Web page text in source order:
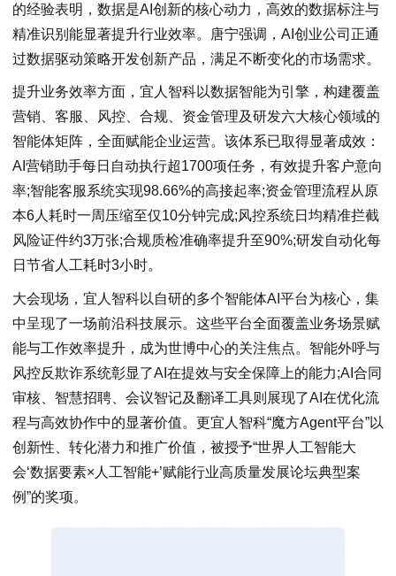
的经验表明，数据是AI创新的核心动力，高效的数据标注与
精准识别能显著提升行业效率。唐宁强调，AI创业公司正通
过数据驱动策略开发创新产品，满足不断变化的市场需求。
提升业务效率方面，宜人智科以数据智能为引擎，构建覆盖
营销、客服、风控、合规、资金管理及研发六大核心领域的
智能体矩阵，全面赋能企业运营。该体系已取得显著成效：
AI营销助手每日自动执行超1700项任务，有效提升客户意向
率;智能客服系统实现98.66%的高接起率;资金管理流程从原
本6人耗时一周压缩至仅10分钟完成;风控系统日均精准拦截
风险证件约3万张;合规质检准确率提升至90%;研发自动化每
日节省人工耗时3小时。
大会现场，宜人智科以自研的多个智能体AI平台为核心，集
中呈现了一场前沿科技展示。这些平台全面覆盖业务场景赋
能与工作效率提升，成为世博中心的关注焦点。智能外呼与
风控反欺诈系统彰显了AI在提效与安全保障上的能力;AI合同
审核、智慧招聘、会议智记及翻译工具则展现了AI在优化流
程与高效协作中的显著价值。更宜人智科“魔方Agent平台”以
创新性、转化潜力和推广价值，被授予“世界人工智能大
会‘数据要素×人工智能+’赋能行业高质量发展论坛典型案
例”的奖项。